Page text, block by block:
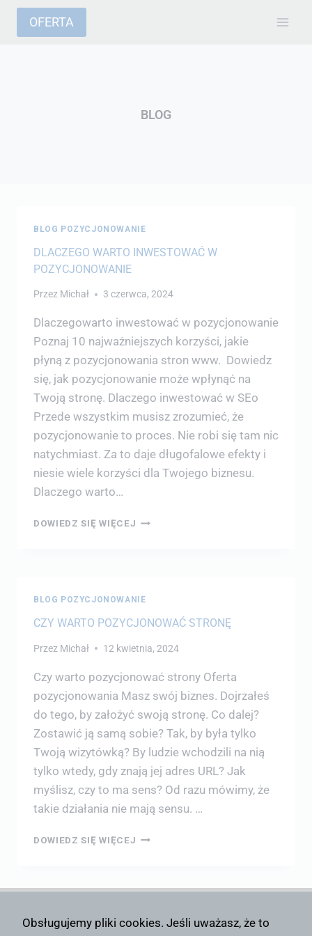
OFERTA
BLOG
BLOG POZYCJONOWANIE
DLACZEGO WARTO INWESTOWAĆ W
POZYCJONOWANIE
Przez Michał 3 czerwca, 2024
Dlaczegowarto inwestować w pozycjonowanie
Poznaj 10 najważniejszych korzyści, jakie
płyną z pozycjonowania stron www. Dowiedz
się, jak pozycjonowanie może wpłynąć na
Twoją stronę. Dlaczego inwestować w SEo
Przede wszystkim musisz zrozumieć, że
pozycjonowanie to proces. Nie robi się tam nic
natychmiast. Za to daje długofalowe efekty i
niesie wiele korzyści dla Twojego biznesu.
Dlaczego warto…
DOWIEDZ SIĘ WIĘCEJ
BLOG POZYCJONOWANIE
CZY WARTO POZYCJONOWAĆ STRONĘ
Przez Michał 12 kwietnia, 2024
Czy warto pozycjonować strony Oferta
pozycjonowania Masz swój biznes. Dojrzałeś
do tego, by założyć swoją stronę. Co dalej?
Zostawić ją samą sobie? Tak, by była tylko
Twoją wizytówką? By ludzie wchodzili na nią
tylko wtedy, gdy znają jej adres URL? Jak
myślisz, czy to ma sens? Od razu mówimy, że
takie działania nie mają sensu. …
DOWIEDZ SIĘ WIĘCEJ
Kontakt
Obsługujemy pliki cookies. Jeśli uważasz, że to